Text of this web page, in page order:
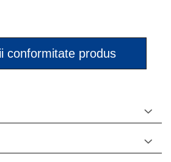
conformitate produs